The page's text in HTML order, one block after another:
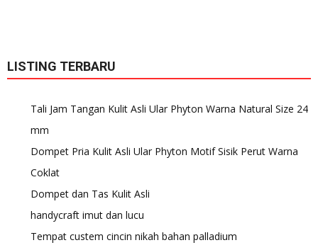
LISTING TERBARU
Tali Jam Tangan Kulit Asli Ular Phyton Warna Natural Size 24
mm
Dompet Pria Kulit Asli Ular Phyton Motif Sisik Perut Warna
Coklat
Dompet dan Tas Kulit Asli
handycraft imut dan lucu
Tempat custem cincin nikah bahan palladium